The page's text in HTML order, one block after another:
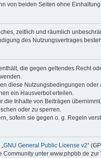
von beiden Seiten ohne
zeitlich und räumlich
des Nutzungsvertrages
die gegen geltendes Recht
diese Nutzungsbedingungen
ein Hausverbot erteilen.
Inhalte von Beiträgen
oder zu sperren.
sofern sie gegen o. g. Regeln
GNU General Public License v2“
unter www.phpbb.de